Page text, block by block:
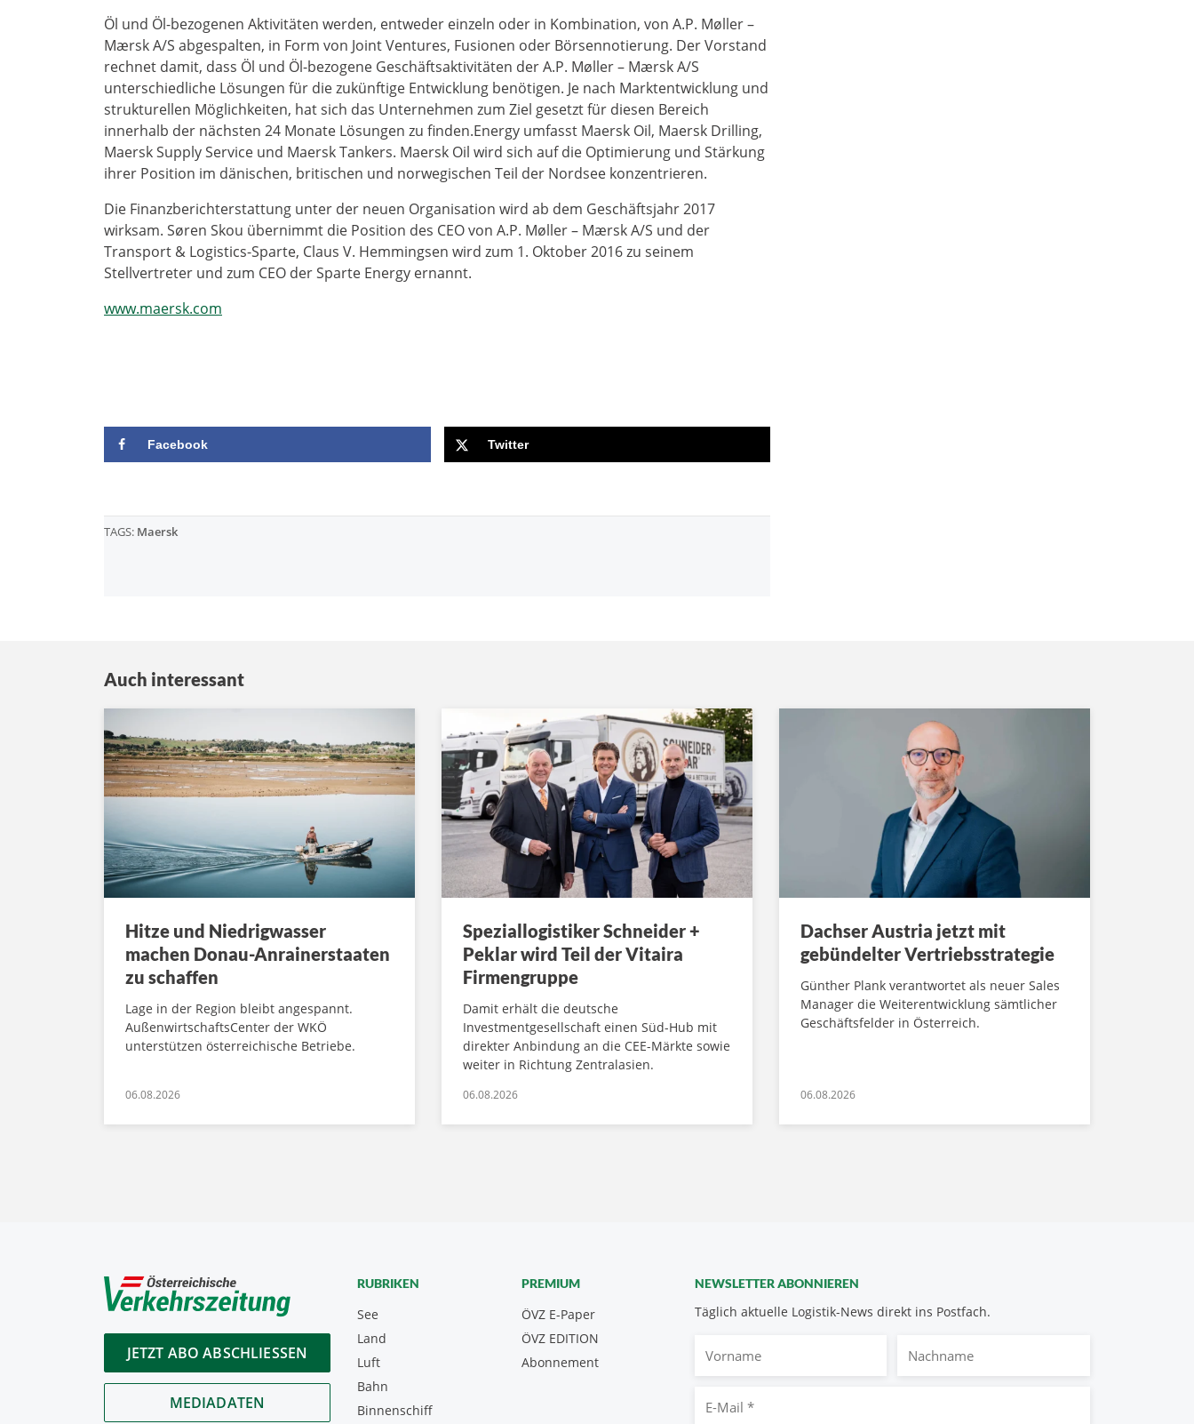
Öl und Öl-bezogenen Aktivitäten werden, entweder einzeln oder in Kombination, von A.P. Møller –
Mærsk A/S abgespalten, in Form von Joint Ventures, Fusionen oder Börsennotierung. Der Vorstand
rechnet damit, dass Öl und Öl-bezogene Geschäftsaktivitäten der A.P. Møller – Mærsk A/S
unterschiedliche Lösungen für die zukünftige Entwicklung benötigen. Je nach Marktentwicklung und
strukturellen Möglichkeiten, hat sich das Unternehmen zum Ziel gesetzt für diesen Bereich
innerhalb der nächsten 24 Monate Lösungen zu finden.Energy umfasst Maersk Oil, Maersk Drilling,
Maersk Supply Service und Maersk Tankers. Maersk Oil wird sich auf die Optimierung und Stärkung
ihrer Position im dänischen, britischen und norwegischen Teil der Nordsee konzentrieren.
Die Finanzberichterstattung unter der neuen Organisation wird ab dem Geschäftsjahr 2017
wirksam. Søren Skou übernimmt die Position des CEO von A.P. Møller – Mærsk A/S und der
Transport & Logistics-Sparte, Claus V. Hemmingsen wird zum 1. Oktober 2016 zu seinem
Stellvertreter und zum CEO der Sparte Energy ernannt.
www.maersk.com
Facebook Twitter
TAGS: Maersk
Auch interessant
Hitze und Niedrigwasser
machen Donau-Anrainerstaaten
zu schaffen
Lage in der Region bleibt angespannt.
AußenwirtschaftsCenter der WKÖ
unterstützen österreichische Betriebe.
06.08.2026
Speziallogistiker Schneider +
Peklar wird Teil der Vitaira
Firmengruppe
Damit erhält die deutsche
Investmentgesellschaft einen Süd-Hub mit
direkter Anbindung an die CEE-Märkte sowie
weiter in Richtung Zentralasien.
06.08.2026
Dachser Austria jetzt mit
gebündelter Vertriebsstrategie
Günther Plank verantwortet als neuer Sales
Manager die Weiterentwicklung sämtlicher
Geschäftsfelder in Österreich.
06.08.2026
JETZT ABO ABSCHLIESSEN
MEDIADATEN
NEWSLETTER ABONNIEREN
Täglich aktuelle Logistik-News direkt ins Postfach.
Mail
RUBRIKEN
See
Land
Luft
Bahn
Binnenschiff
PREMIUM
ÖVZ E-Paper
Abonnement
ÖVZ EDITION